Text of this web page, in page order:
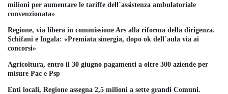
milioni per aumentare le tariffe dell´assistenza ambulatoriale
convenzionata»
Regione, via libera in commissione Ars alla riforma della dirigenza.
Schifani e Ingala: «Premiata sinergia, dopo ok dell´aula via ai
concorsi»
Agricoltura, entro il 30 giugno pagamenti a oltre 300 aziende per
misure Pac e Psp
Enti locali, Regione assegna 2,5 milioni a sette grandi Comuni.